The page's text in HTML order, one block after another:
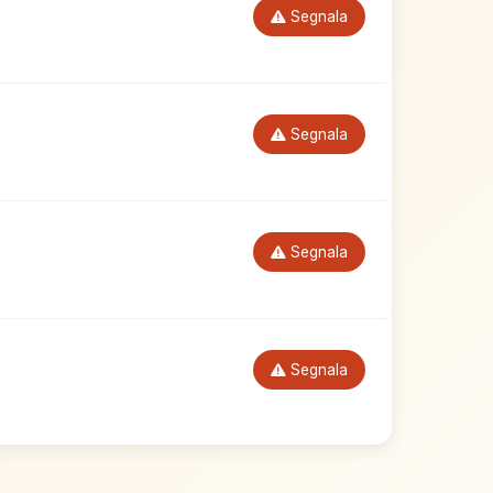
Segnala
Segnala
Segnala
Segnala